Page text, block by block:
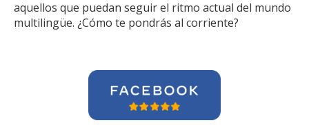
aquellos que puedan seguir el ritmo actual del mundo
multilingüe. ¿Cómo te pondrás al corriente?